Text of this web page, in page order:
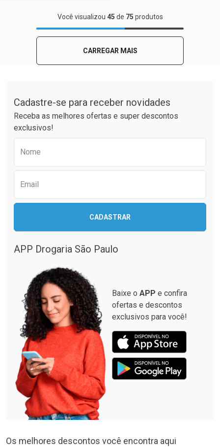
FECHAR
Laboratório
Comprar sem Desconto
Por R$ 139,90/cada
FECHAR
Por Menos
Comprar sem Desconto
Por R$ 139,90/cada
Você visualizou 45 de 75 produtos
CARREGAR MAIS
Cadastre-se para receber novidades
Receba as melhores ofertas e super descontos
exclusivos!
Nome
Email
CADASTRAR
APP Drogaria São Paulo
Baixe o APP e confira
ofertas e descontos
exclusivos para você!
Os melhores descontos você encontra aqui